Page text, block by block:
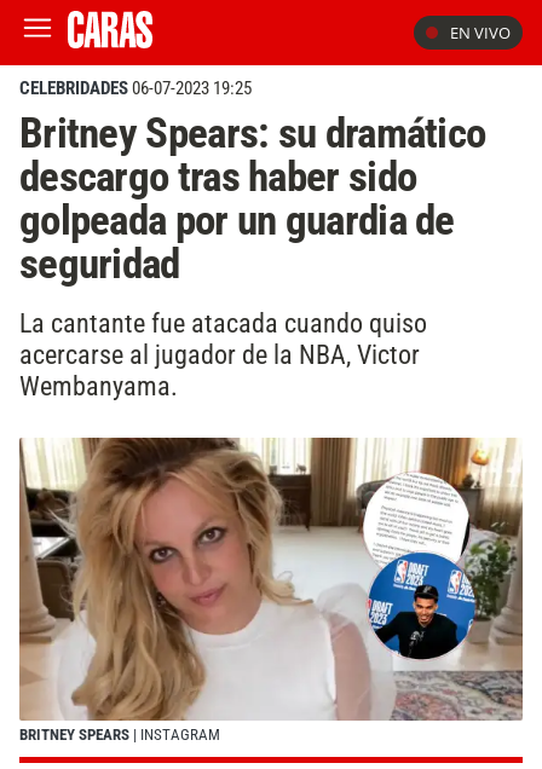
EN VIVO
CELEBRIDADES06-07-2023 19:25
Britney Spears: su dramático
descargo tras haber sido
golpeada por un guardia de
seguridad
La cantante fue atacada cuando quiso
acercarse al jugador de la NBA, Victor
Wembanyama.
BRITNEY SPEARS | INSTAGRAM